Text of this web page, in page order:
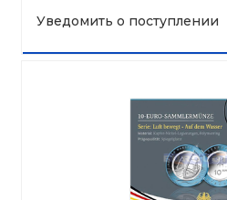
Уведомить о поступлении